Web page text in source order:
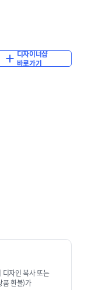
디자이너샵
바로가기
디자인 복사 또는
품 환불)가